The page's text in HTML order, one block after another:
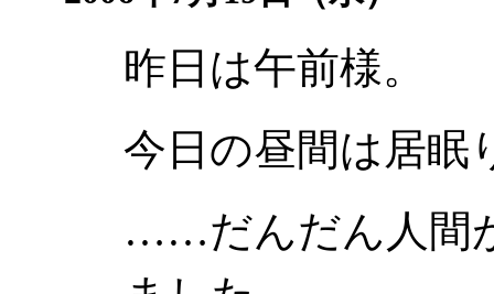
昨日は午前様。
今日の昼間は居眠
……だんだん人間